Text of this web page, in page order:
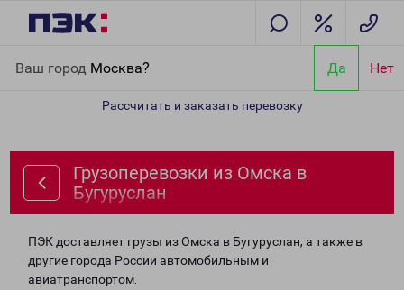
Ваш город Москва? Да Нет
Рассчитать и заказать перевозку
Грузоперевозки из Омска в
Бугуруслан
ПЭК доставляет грузы из Омска в Бугуруслан, а также в
другие города России автомобильным и
авиатранспортом.